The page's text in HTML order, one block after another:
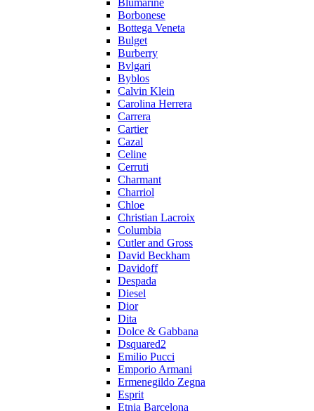
Blumarine
Borbonese
Bottega Veneta
Bulget
Burberry
Bvlgari
Byblos
Calvin Klein
Carolina Herrera
Carrera
Cartier
Cazal
Celine
Cerruti
Charmant
Charriol
Chloe
Christian Lacroix
Columbia
Cutler and Gross
David Beckham
Davidoff
Despada
Diesel
Dior
Dita
Dolce & Gabbana
Dsquared2
Emilio Pucci
Emporio Armani
Ermenegildo Zegna
Esprit
Etnia Barcelona